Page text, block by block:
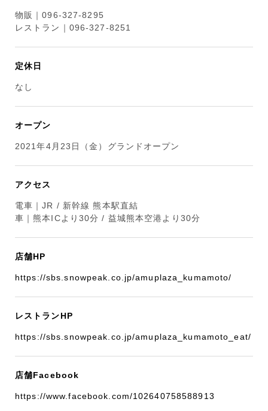
物販｜096-327-8295
レストラン｜096-327-8251
定休日
なし
オープン
2021年4月23日（金）グランドオープン
アクセス
電車｜JR / 新幹線 熊本駅直結
車｜熊本ICより30分 / 益城熊本空港より30分
店舗HP
https://sbs.snowpeak.co.jp/amuplaza_kumamoto/
レストランHP
https://sbs.snowpeak.co.jp/amuplaza_kumamoto_eat/
店舗Facebook
https://www.facebook.com/102640758588913